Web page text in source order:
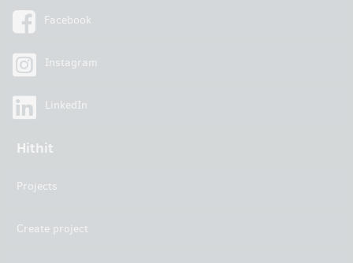
Facebook
Instagram
LinkedIn
Hithit
Projects
Create project